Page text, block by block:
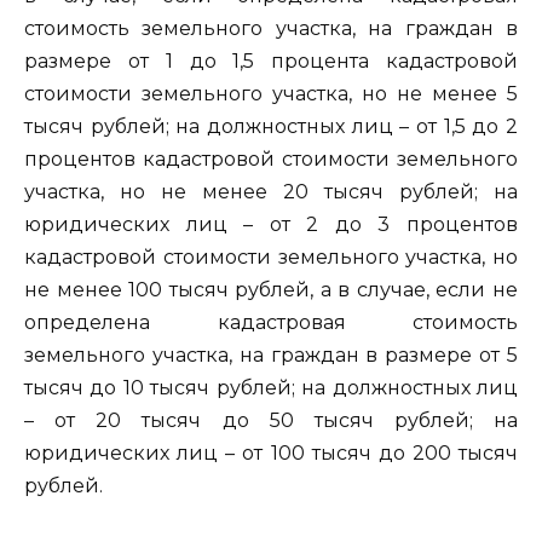
стоимость земельного участка, на граждан в
размере от 1 до 1,5 процента кадастровой
стоимости земельного участка, но не менее 5
тысяч рублей; на должностных лиц – от 1,5 до 2
процентов кадастровой стоимости земельного
участка, но не менее 20 тысяч рублей; на
юридических лиц – от 2 до 3 процентов
кадастровой стоимости земельного участка, но
не менее 100 тысяч рублей, а в случае, если не
определена кадастровая стоимость
земельного участка, на граждан в размере от 5
тысяч до 10 тысяч рублей; на должностных лиц
– от 20 тысяч до 50 тысяч рублей; на
юридических лиц – от 100 тысяч до 200 тысяч
рублей.